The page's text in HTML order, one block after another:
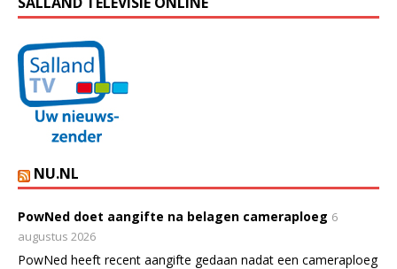
NU.NL
PowNed doet aangifte na belagen cameraploeg 6
augustus 2026
PowNed heeft recent aangifte gedaan nadat een cameraploeg